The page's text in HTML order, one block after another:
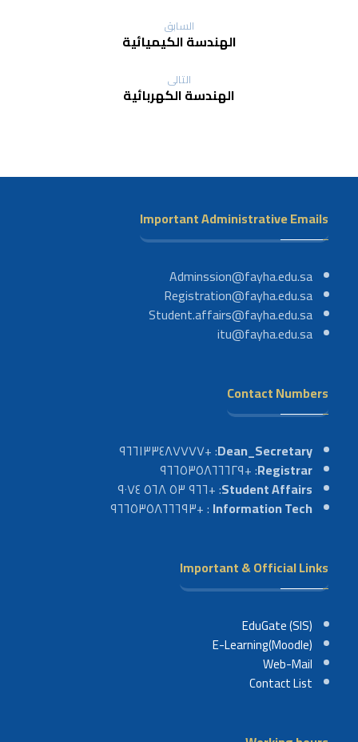
السابق
الهندسة الكيميائية
التالى
الهندسة الكهربائية
Important Administrative Emails
Adminssion@fayha.edu.sa
Registration@fayha.edu.sa
Student.affairs@fayha.edu.sa
itu@fayha.edu.sa
Contact Numbers
Dean_Secretary: +٩٦٦١٣٣٤٨٧٧٧٧
Registrar: +٩٦٦٥٣٥٨٦٦٦٢٩
Student Affairs: +٩٦٦ ٥٣ ٥٦٨ ٩٠٧٤
Information Tech : +٩٦٦٥٣٥٨٦٦٦٩٣
Important & Official Links
EduGate (SIS)
E-Learning(Moodle)
Web-Mail
Contact List